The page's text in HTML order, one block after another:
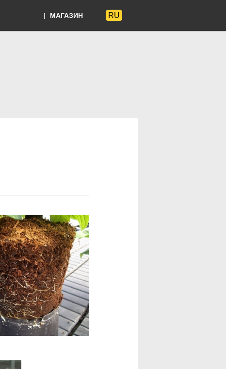
Языки
RU
МАГАЗИН